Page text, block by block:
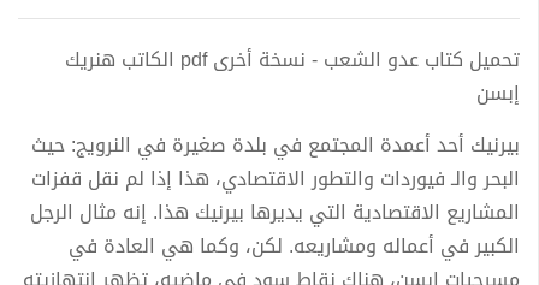
تحميل كتاب عدو الشعب - نسخة أخرى pdf الكاتب هنريك
إبسن
بيرنيك أحد أعمدة المجتمع في بلدة صغيرة في النرويج: حيث
البحر والـ فيوردات والتطور الاقتصادي، هذا إذا لم نقل قفزات
المشاريع الاقتصادية التي يديرها بيرنيك هذا. إنه مثال الرجل
الكبير في أعماله ومشاريعه. لكن، وكما هي العادة في